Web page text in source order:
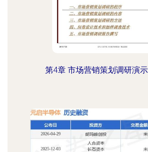
第4章 市场营销策划调研演